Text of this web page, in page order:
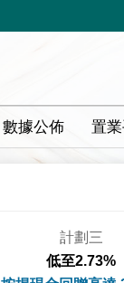
數據公佈 置
計劃三
低至2.73%